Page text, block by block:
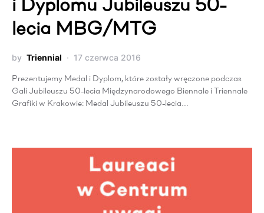
i Dyplomu Jubileuszu 50-
lecia MBG/MTG
by Triennial 17 czerwca 2016
Prezentujemy Medal i Dyplom, które zostały wręczone podczas
Gali Jubileuszu 50-lecia Międzynarodowego Biennale i Triennale
Grafiki w Krakowie: Medal Jubileuszu 50-lecia…